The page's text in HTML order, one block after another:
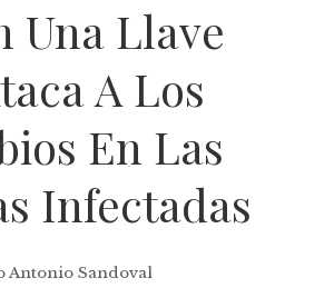
Una Llave
A Los
En Las
Infectadas
Antonio Sandoval